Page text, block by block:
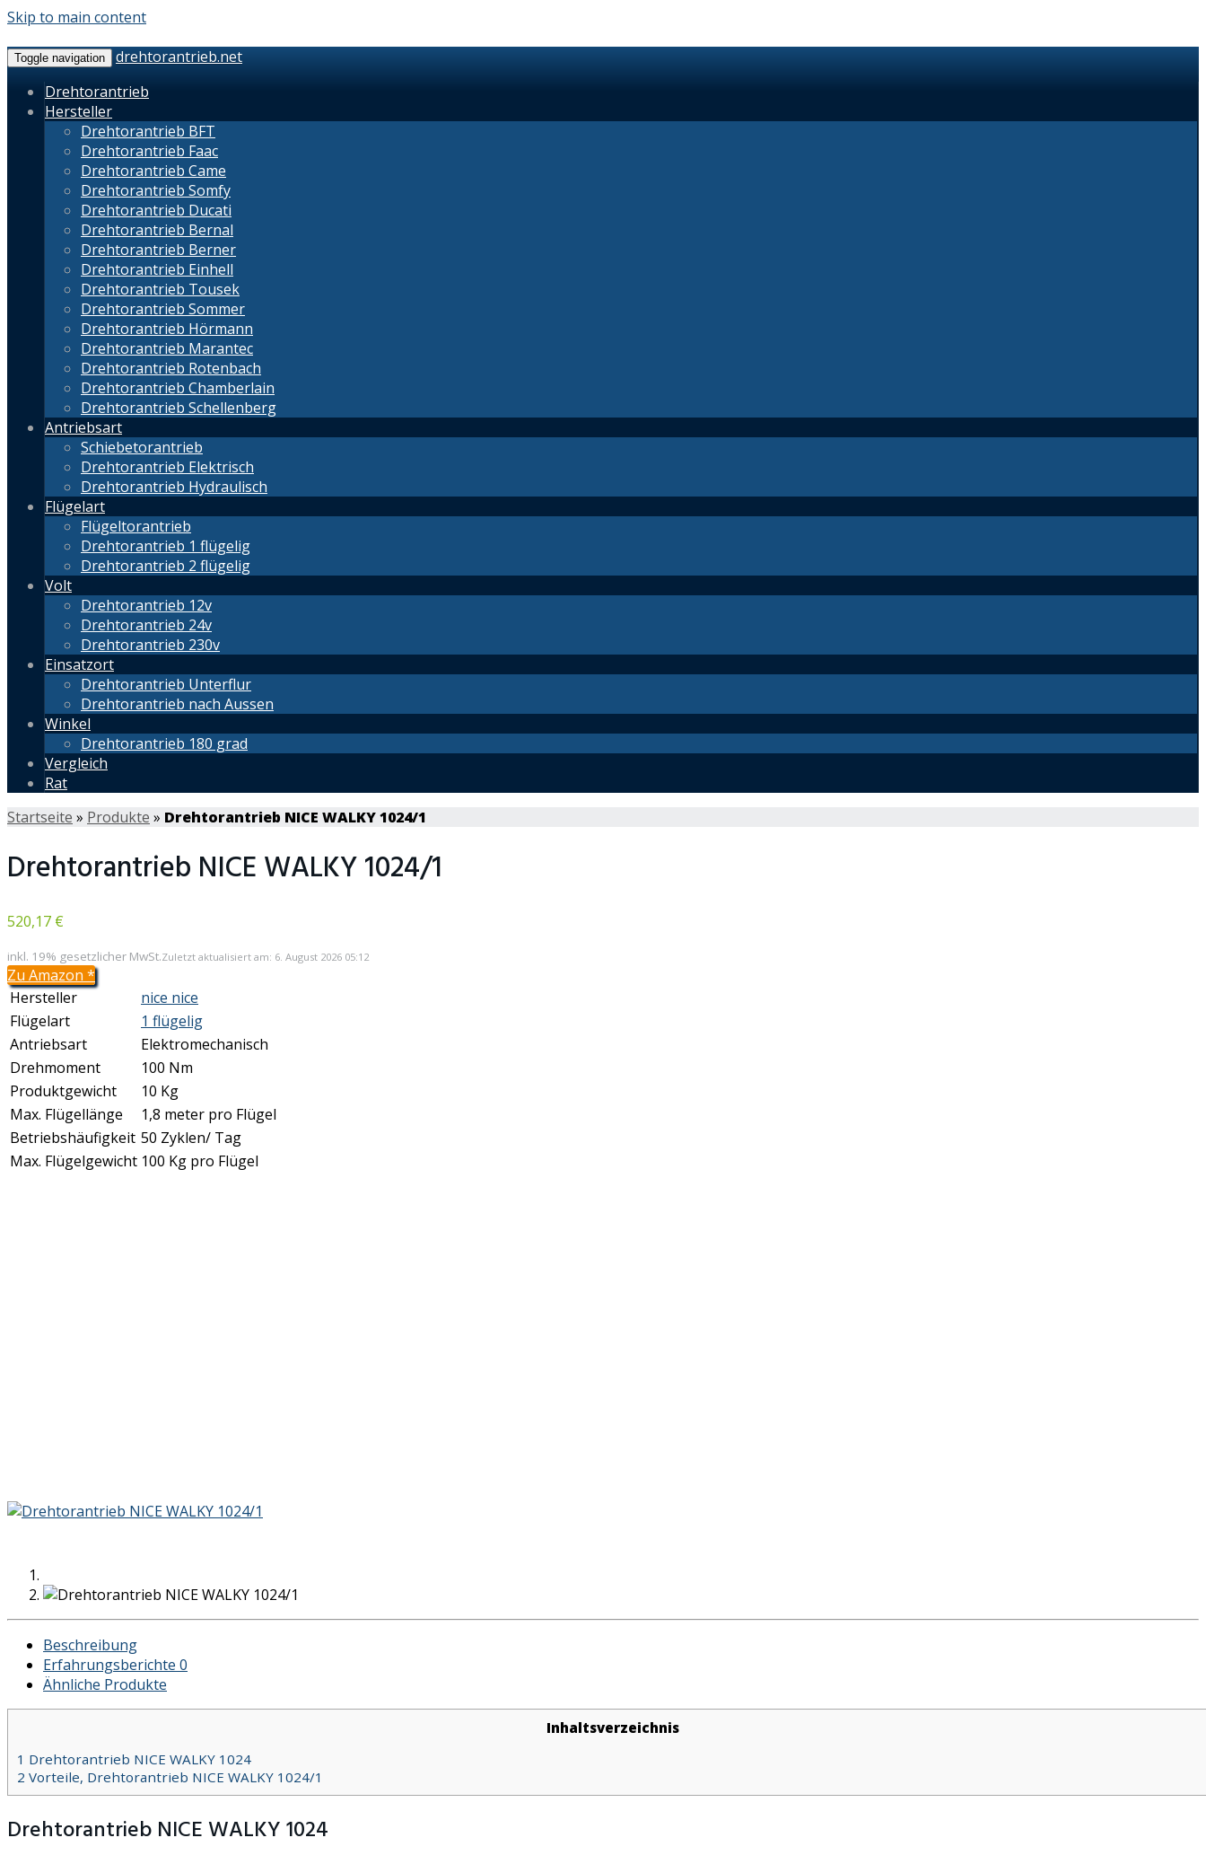
Skip to main content
Toggle navigation
drehtorantrieb.net
Drehtorantrieb
Hersteller
Drehtorantrieb BFT
Drehtorantrieb Faac
Drehtorantrieb Came
Drehtorantrieb Somfy
Drehtorantrieb Ducati
Drehtorantrieb Bernal
Drehtorantrieb Berner
Drehtorantrieb Einhell
Drehtorantrieb Tousek
Drehtorantrieb Sommer
Drehtorantrieb Hörmann
Drehtorantrieb Marantec
Drehtorantrieb Rotenbach
Drehtorantrieb Chamberlain
Drehtorantrieb Schellenberg
Antriebsart
Schiebetorantrieb
Drehtorantrieb Elektrisch
Drehtorantrieb Hydraulisch
Flügelart
Flügeltorantrieb
Drehtorantrieb 1 flügelig
Drehtorantrieb 2 flügelig
Volt
Drehtorantrieb 12v
Drehtorantrieb 24v
Drehtorantrieb 230v
Einsatzort
Drehtorantrieb Unterflur
Drehtorantrieb nach Aussen
Winkel
Drehtorantrieb 180 grad
Vergleich
Rat
Startseite » Produkte » Drehtorantrieb NICE WALKY 1024/1
Drehtorantrieb NICE WALKY 1024/1
520,17 €
inkl. 19% gesetzlicher MwSt.Zuletzt aktualisiert am: 6. August 2026 05:12
Zu Amazon *
Hersteller
nice nice
Flügelart
1 flügelig
Antriebsart
Elektromechanisch
Drehmoment
100 Nm
Produktgewicht
10 Kg
Max. Flügellänge
1,8 meter pro Flügel
Betriebshäufigkeit 50 Zyklen/ Tag
Max. Flügelgewicht 100 Kg pro Flügel
Beschreibung
Erfahrungsberichte 0
Ähnliche Produkte
Inhaltsverzeichnis
1 Drehtorantrieb NICE WALKY 1024
2 Vorteile, Drehtorantrieb NICE WALKY 1024/1
Drehtorantrieb NICE WALKY 1024